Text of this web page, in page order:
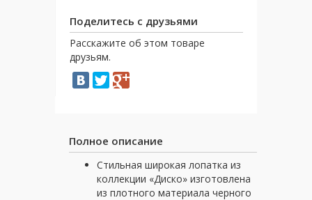
Поделитесь с друзьями
Расскажите об этом товаре
друзьям.
Полное описание
Стильная широкая лопатка из
коллекции «Диско» изготовлена
из плотного материала черного